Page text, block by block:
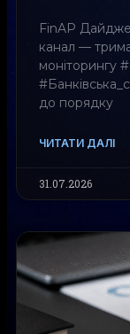
FinAP
канал —
моніторингу
до порядку
ЧИТАТИ ДАЛІ
31.07.2026